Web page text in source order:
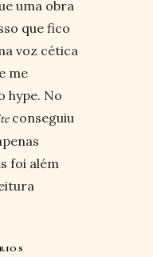
uma obra
que fico
voz cética
me
hype. No
conseguiu
foi além